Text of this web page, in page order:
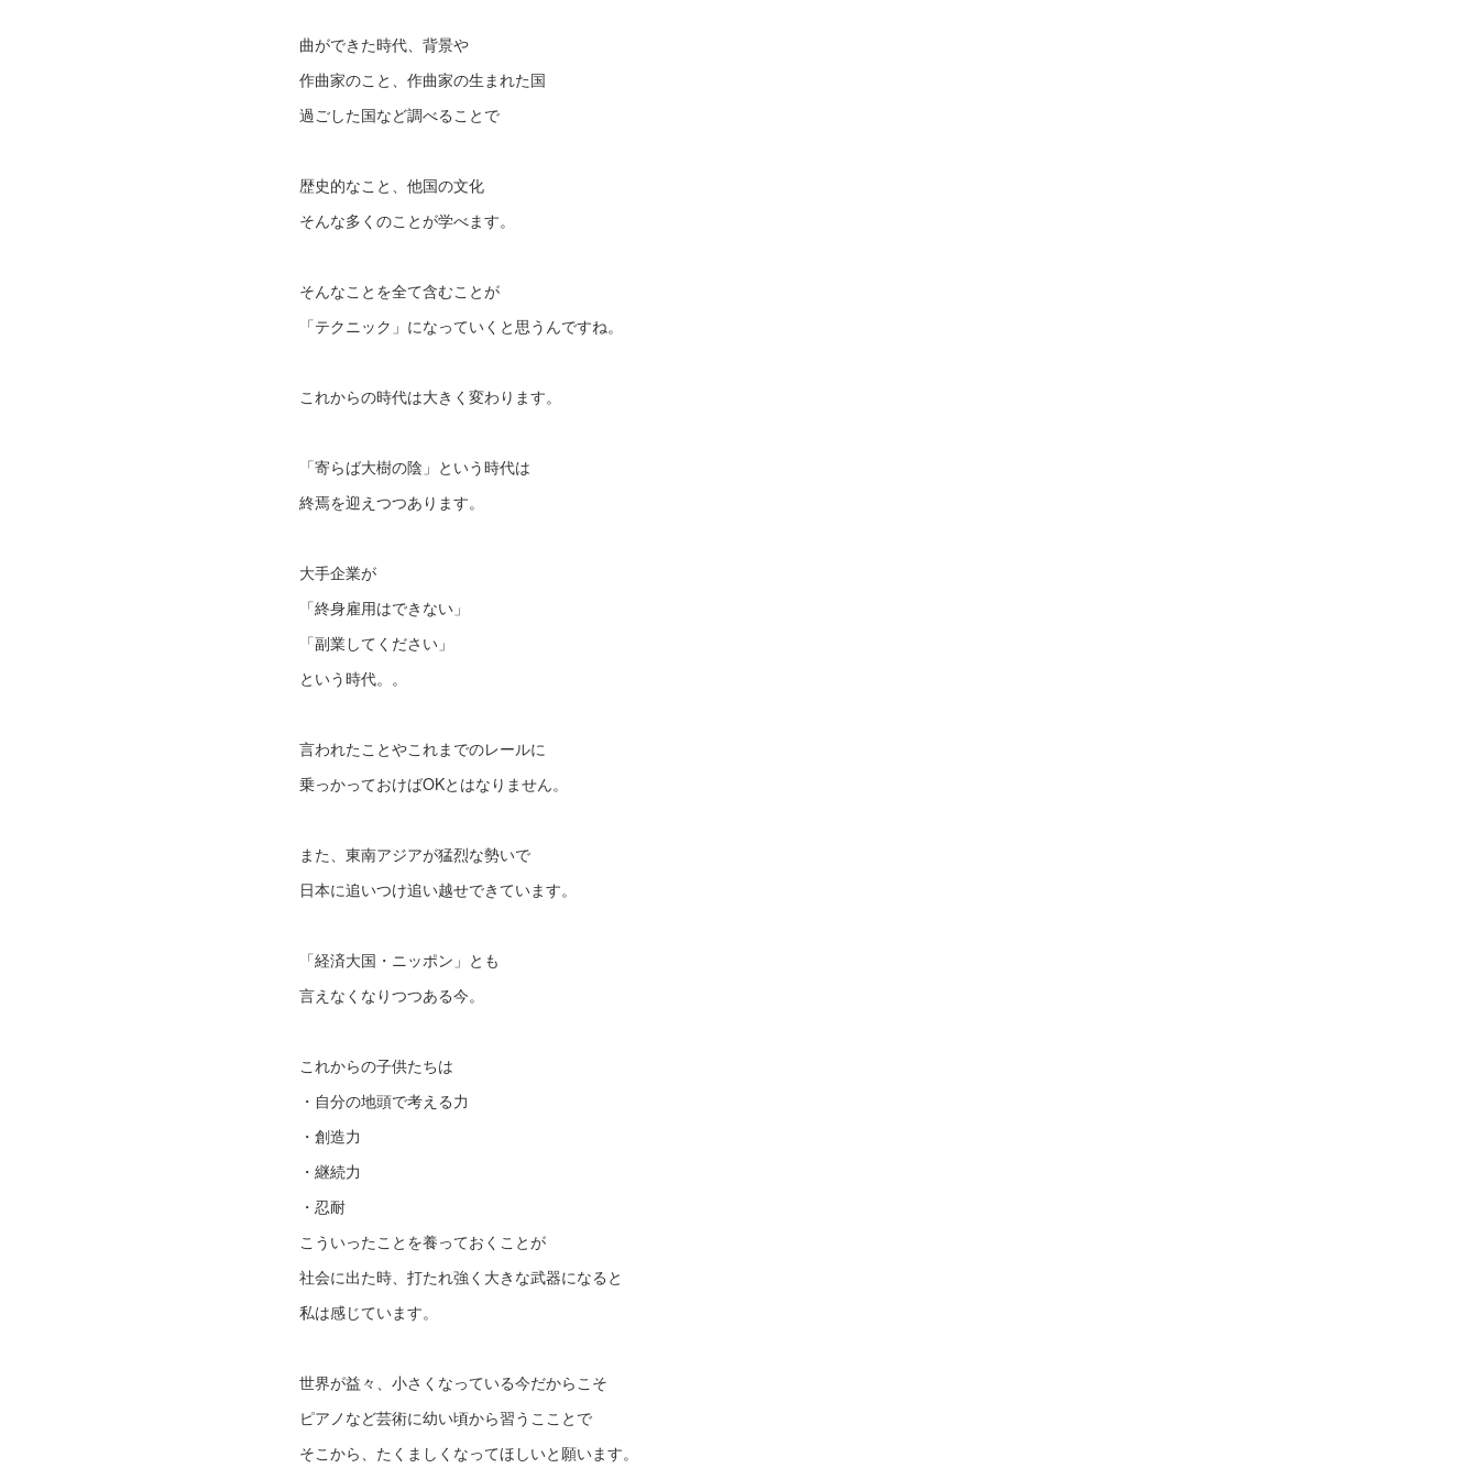
曲ができた時代、背景や
作曲家のこと、作曲家の生まれた国
過ごした国など調べることで
歴史的なこと、他国の文化
そんな多くのことが学べます。
そんなことを全て含むことが
「テクニック」になっていくと思うんですね。
これからの時代は大きく変わります。
「寄らば大樹の陰」という時代は
終焉を迎えつつあります。
大手企業が
「終身雇用はできない」
「副業してください」
という時代。。
言われたことやこれまでのレールに
乗っかっておけばOKとはなりません。
また、東南アジアが猛烈な勢いで
日本に追いつけ追い越せできています。
「経済大国・ニッポン」とも
言えなくなりつつある今。
これからの子供たちは
・自分の地頭で考える力
・創造力
・継続力
・忍耐
こういったことを養っておくことが
社会に出た時、打たれ強く大きな武器になると
私は感じています。
世界が益々、小さくなっている今だからこそ
ピアノなど芸術に幼い頃から習うこことで
そこから、たくましくなってほしいと願います。